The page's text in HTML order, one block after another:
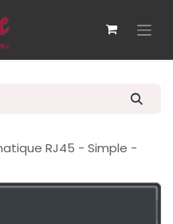
RJ45 - Simple -